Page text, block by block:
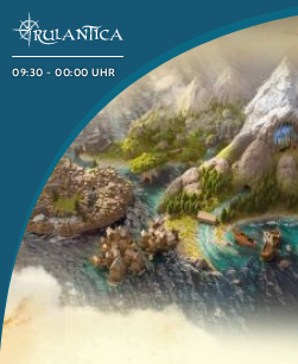
09:30 - 00:00 UHR